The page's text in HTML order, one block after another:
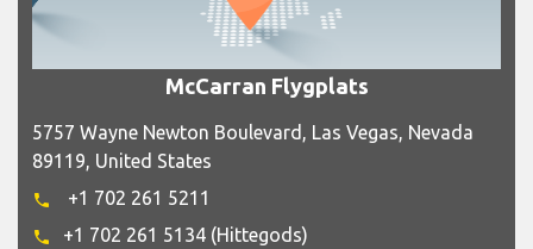
McCarran Flygplats
5757 Wayne Newton Boulevard, Las Vegas, Nevada
89119, United States
phone +1 702 261 5211
phone +1 702 261 5134 (Hittegods)